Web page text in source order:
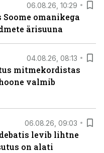
06.08.26, 10:29
Soome omanikega
ärisuuna
04.08.26, 08:13
mitmekordistas
valmib
06.08.26, 09:03
levib lihtne
on alati